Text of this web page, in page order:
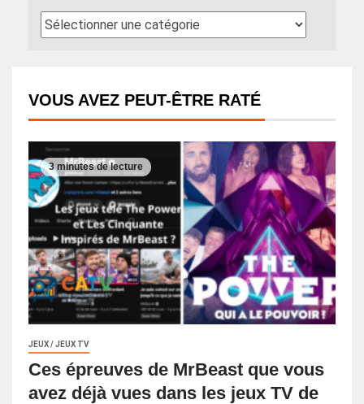
VOUS AVEZ PEUT-ÊTRE RATÉ
3 minutes de lecture
JEUX / JEUX TV
Ces épreuves de MrBeast que vous
avez déjà vues dans les jeux TV de